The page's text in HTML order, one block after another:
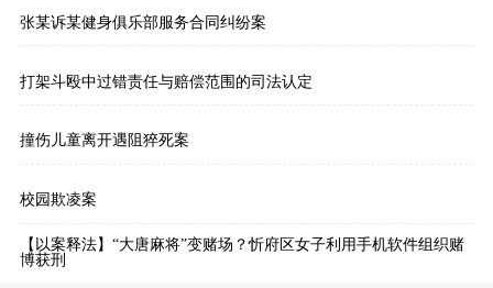
张某诉某健身俱乐部服务合同纠纷案
打架斗殴中过错责任与赔偿范围的司法认定
撞伤儿童离开遇阻猝死案
校园欺凌案
【以案释法】“大唐麻将”变赌场？忻府区女子利用手机软件组织赌
博获刑